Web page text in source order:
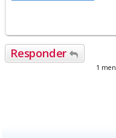
Responder
1